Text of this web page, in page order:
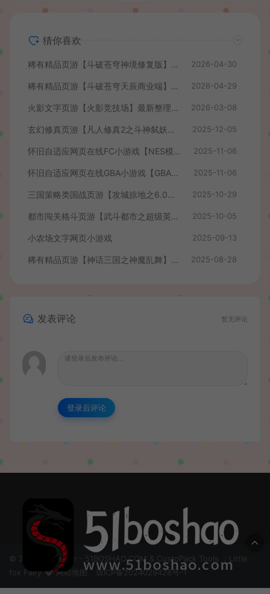
猜你喜欢
稀有精品页游【斗破苍穹神境修复版】最新整理单机一键即玩镜像端+Linux手工服务端+管理后台+详细搭建教程 2026-04-30
稀有精品页游【斗破苍穹天辰商业端】最新整理单机一键即玩镜像端+Linux手工服务端+管理后台+详细搭建教程+视频教程 2026-04-29
火影文字页游【火影竞技场】最新整理WIN系服务端+管理后台+详细搭建教程 2026-03-08
玄幻修真页游【凡人修真2之斗神弑妖】最新整理WIN系服务端+GM工具+详细搭建教程+外网教程 2025-12-05
怀旧自适应网页在线FC小游戏【NES模拟器】最新整理WIN系服务端+Linux手工服务端+管理后台+支持手柄+存档 2025-11-06
怀旧自适应网页在线GBA小游戏【GBA模拟器】最新整理WIN系服务端+Linux手工服务端+管理后台+支持手柄+存档 2025-11-06
三国策略类国战页游【攻城掠地之6.0东吴大帝版】最新整理WIN系服务端+管理后台+详细外网教程 2025-10-29
都市闯关格斗页游【武斗都市之超级英雄】最新整理Win系服务端+货币修改教程+详细外网搭建教程 2025-10-05
小农场文字网页小游戏 2025-09-13
稀有精品页游【神话三国之神魔乱舞】最新整理Win系服务端+货币充值教程+详细外网搭建教程 2025-08-28
发表评论 暂无评论
登录后评论
© 2024 51boshao - 51BOSHAO.COM & CustoPack Tools ：Little
fox Fairy
网站地图 琼ICP备2024029428号-1